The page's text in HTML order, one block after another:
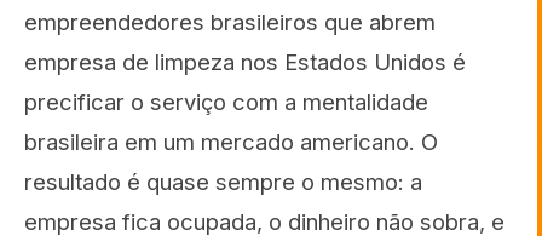
empreendedores brasileiros que abrem
empresa de limpeza nos Estados Unidos é
precificar o serviço com a mentalidade
brasileira em um mercado americano. O
resultado é quase sempre o mesmo: a
empresa fica ocupada, o dinheiro não sobra, e